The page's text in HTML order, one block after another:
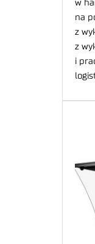
w
na
z
z
i